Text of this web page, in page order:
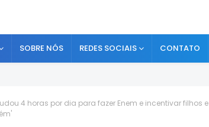
SOBRE NÓS REDES SOCIAIS CONTATO
4 horas por dia para fazer Enem e incentivar filhos e